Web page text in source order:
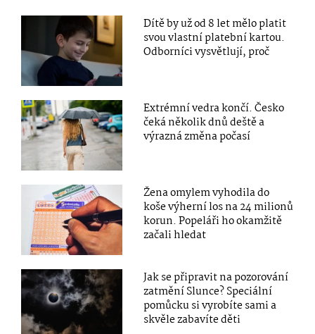
Dítě by už od 8 let mělo platit
svou vlastní platební kartou.
Odborníci vysvětlují, proč
Extrémní vedra končí. Česko
čeká několik dnů deště a
výrazná změna počasí
Žena omylem vyhodila do
koše výherní los na 24 milionů
korun. Popeláři ho okamžitě
začali hledat
Jak se připravit na pozorování
zatmění Slunce? Speciální
pomůcku si vyrobíte sami a
skvěle zabavíte děti